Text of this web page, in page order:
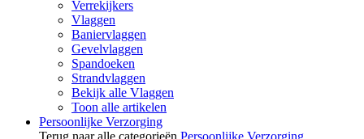
Verrekijkers
Vlaggen
Baniervlaggen
Gevelvlaggen
Spandoeken
Strandvlaggen
Bekijk alle Vlaggen
Toon alle artikelen
Persoonlijke Verzorging
Terug naar alle categorieën Persoonlijke Verzorging